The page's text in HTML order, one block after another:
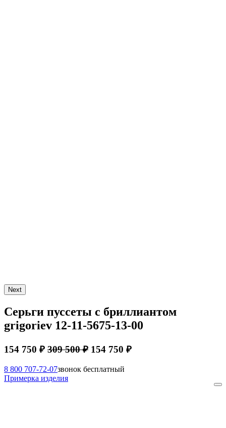
Next
Серьги пуссеты с бриллиантом
grigoriev 12-11-5675-13-00
154 750 ₽ 309 500 ₽ 154 750 ₽
8 800 707-72-07звонок бесплатный
Примерка изделия